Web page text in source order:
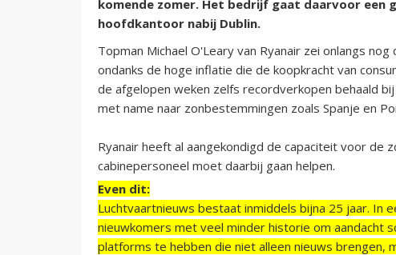
komende zomer. Het bedrijf gaat daarvoor een
hoofdkantoor nabij Dublin.
Topman Michael O'Leary van Ryanair zei onlangs
ondanks de hoge inflatie die de koopkracht van
de afgelopen weken zelfs recordverkopen behaald
met name naar zonbestemmingen zoals Spanje en
Ryanair heeft al aangekondigd de capaciteit voor
cabinepersoneel moet daarbij gaan helpen.
Even dit:
Luchtvaartnieuws bestaat inmiddels bijna 25 jaar. In
nieuwkomers met veel minder historie om aandacht
platforms te hebben die niet alleen nieuws brengen,